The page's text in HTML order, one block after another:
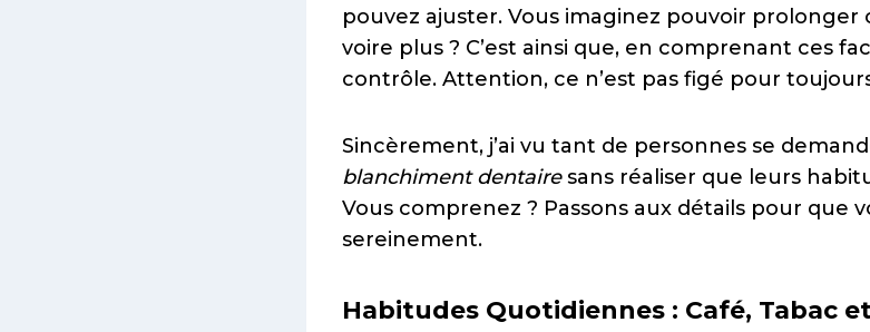
pouvez ajuster. Vous imaginez pouvoir prolonger
voire plus ? C’est ainsi que, en comprenant ces
contrôle. Attention, ce n’est pas figé pour
Sincèrement, j’ai vu tant de personnes se
blanchiment dentairesans réaliser que leurs
Vous comprenez ? Passons aux détails pour que
sereinement.
Habitudes Quotidiennes : Café, Tabac